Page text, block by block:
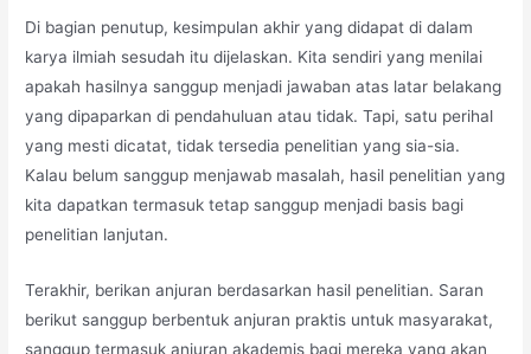
Di bagian penutup, kesimpulan akhir yang didapat di dalam
karya ilmiah sesudah itu dijelaskan. Kita sendiri yang menilai
apakah hasilnya sanggup menjadi jawaban atas latar belakang
yang dipaparkan di pendahuluan atau tidak. Tapi, satu perihal
yang mesti dicatat, tidak tersedia penelitian yang sia-sia.
Kalau belum sanggup menjawab masalah, hasil penelitian yang
kita dapatkan termasuk tetap sanggup menjadi basis bagi
penelitian lanjutan.
Terakhir, berikan anjuran berdasarkan hasil penelitian. Saran
berikut sanggup berbentuk anjuran praktis untuk masyarakat,
sanggup termasuk anjuran akademis bagi mereka yang akan